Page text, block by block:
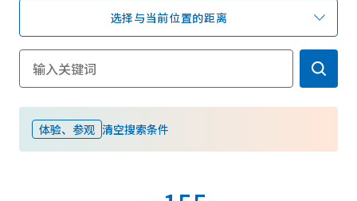
北海道简介
按旅游主题搜索
七个国立公园
邂逅美景
基础知识
选择与当前位置的距离
体验、参观 清空搜索条件